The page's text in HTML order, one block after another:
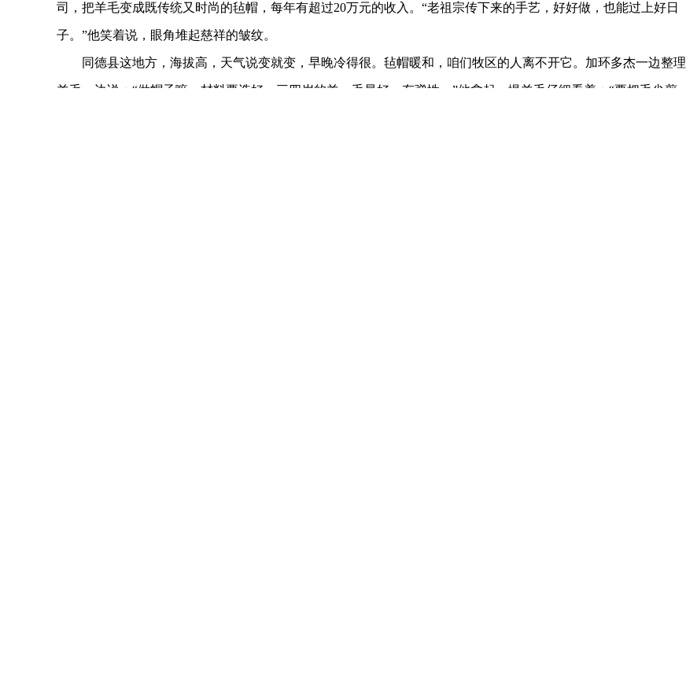
司，把羊毛变成既传统又时尚的毡帽，每年有超过20万元的收入。“老祖宗传下来的手艺，好好做，也能过上好日
子。”他笑着说，眼角堆起慈祥的皱纹。
同德县这地方，海拔高，天气说变就变，早晚冷得很。毡帽暖和，咱们牧区的人离不开它。加环多杰一边整理
羊毛一边说：“做帽子嘛，材料要选好。三四岁的羊，毛最好，有弹性。”他拿起一撮羊毛仔细看着：“要把毛尖剪